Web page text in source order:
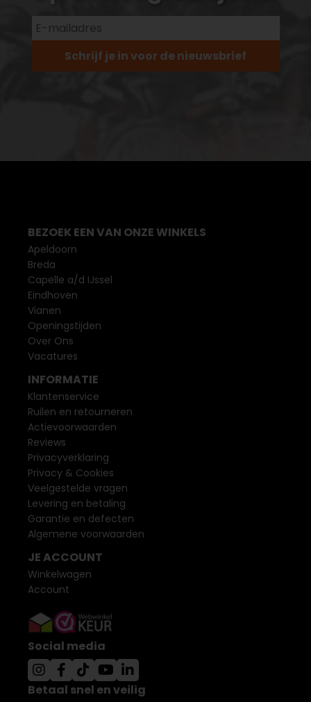
Schrijf je in voor de nieuwsbrief
BEZOEK EEN VAN ONZE WINKELS
Apeldoorn
Breda
Capelle a/d IJssel
Eindhoven
Vianen
Openingstijden
Over Ons
Vacatures
INFORMATIE
Klantenservice
Ruilen en retourneren
Actievoorwaarden
Reviews
Privacyverklaring
Privacy & Cookies
Veelgestelde vragen
Levering en betaling
Garantie en defecten
Algemene voorwaarden
JE ACCOUNT
Winkelwagen
Account
Social media
Betaal snel en veilig